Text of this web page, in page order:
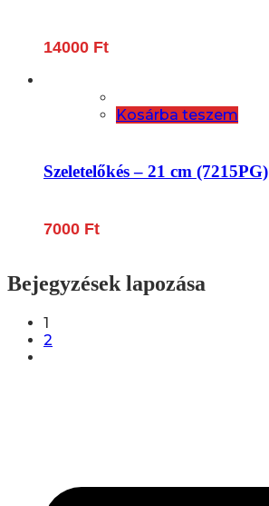
14000 Ft
Kosárba teszem
Szeletelőkés – 21 cm (7215PG)
7000 Ft
Bejegyzések lapozása
1
2